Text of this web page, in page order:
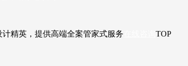
计精英，提供高端全案管家式服务 TOP